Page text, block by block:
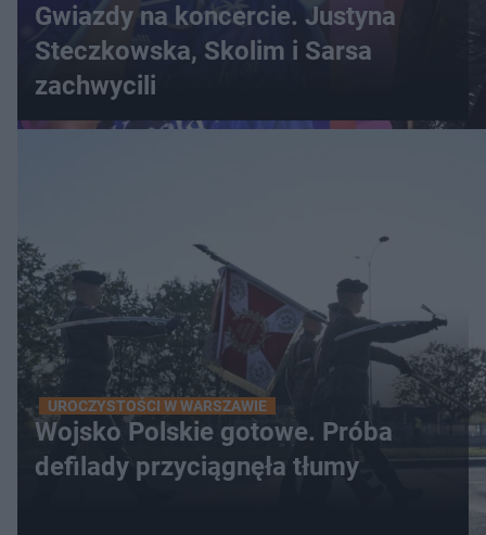
Gwiazdy na koncercie. Justyna
Steczkowska, Skolim i Sarsa
zachwycili
UROCZYSTOŚCI W WARSZAWIE
Wojsko Polskie gotowe. Próba
defilady przyciągnęła tłumy